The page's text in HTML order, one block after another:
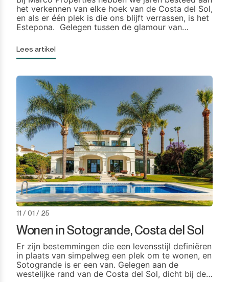
het verkennen van elke hoek van de Costa del Sol,
en als er één plek is die ons blijft verrassen, is het
Estepona. Gelegen tussen de glamour van
deze stad erin geslaagd iets te behouden dat veel
andere bestemmingen hebben verloren: zijn
Lees artikel
11 / 01 / 25
Wonen in Sotogrande, Costa del Sol
Er zijn bestemmingen die een levensstijl definiëren
in plaats van simpelweg een plek om te wonen, en
Sotogrande is er een van. Gelegen aan de
westelijke rand van de Costa del Sol, dicht bij de